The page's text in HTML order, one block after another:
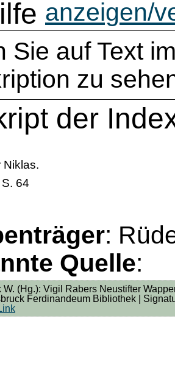
anzeigen/
Sie auf Text
zu
der
Niklas.
64
:
Quelle:
(Hg.): Vigil Rabers Neustifter
Ferdinandeum Bibliothek |